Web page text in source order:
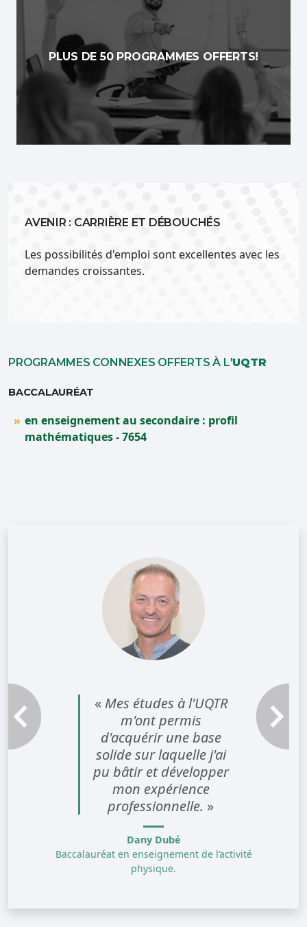
PLUS DE 50 PROGRAMMES OFFERTS!
AVENIR : CARRIÈRE ET DÉBOUCHÉS
Les possibilités d'emploi sont excellentes avec les
demandes croissantes.
PROGRAMMES CONNEXES OFFERTS À L'UQTR
BACCALAURÉAT
en enseignement au secondaire : profil
mathématiques - 7654
« Mes études à l'UQTR
m'ont permis
d'acquérir une base
solide sur laquelle j'ai
pu bâtir et développer
mon expérience
professionnelle. »
Dany Dubé
Baccalauréat en enseignement de l’activité
physique.
Témoignage précédent